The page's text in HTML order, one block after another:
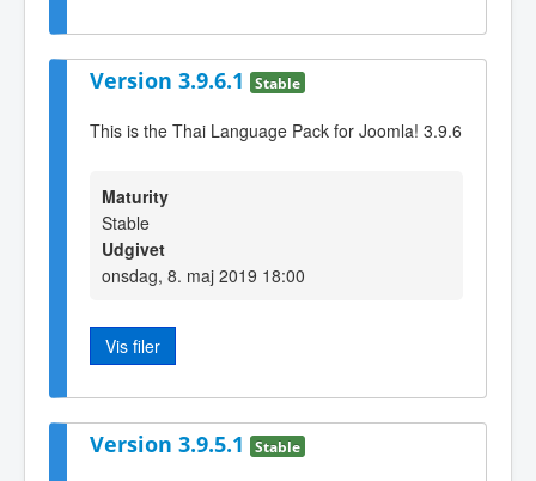
Version 3.9.6.1 Stable
This is the Thai Language Pack for Joomla! 3.9.6
Maturity
Stable
Udgivet
onsdag, 8. maj 2019 18:00
Vis filer
Version 3.9.5.1 Stable